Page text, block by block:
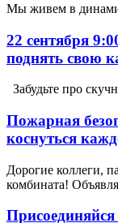
Мы живем в
22 сентября
поднять свою
Забудьте про
Пожарная
коснуться
Дорогие коллеги,
комбината!